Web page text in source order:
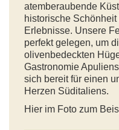
atemberaubende
historische
Erlebnisse. Unsere
perfekt gelegen, um
olivenbedeckten
Gastronomie
sich bereit für einen
Herzen Süditaliens.
Hier im Foto zum